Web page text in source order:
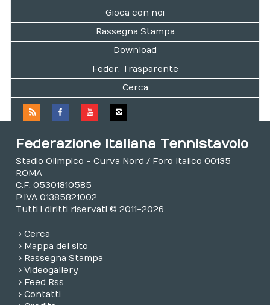
Gioca con noi
Rassegna Stampa
Download
Feder. Trasparente
Cerca
Federazione Italiana Tennistavolo
Stadio Olimpico - Curva Nord / Foro Italico 00135
ROMA
C.F. 05301810585
P.IVA 01385821002
Tutti i diritti riservati © 2011-2026
Cerca
Mappa del sito
Rassegna Stampa
Videogallery
Feed Rss
Contatti